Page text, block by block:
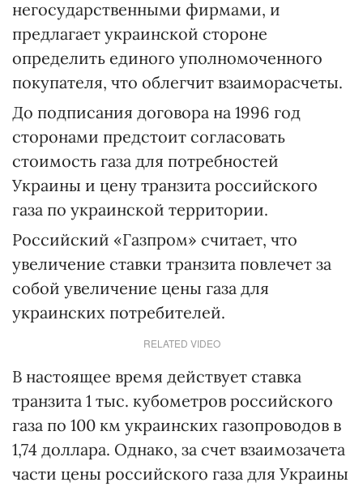
негосударственными фирмами, и
предлагает украинской стороне
определить единого уполномоченного
покупателя, что облегчит взаиморасчеты.
До подписания договора на 1996 год
сторонами предстоит согласовать
стоимость газа для потребностей
Украины и цену транзита российского
газа по украинской территории.
Российский «Газпром» считает, что
увеличение ставки транзита повлечет за
собой увеличение цены газа для
украинских потребителей.
RELATED VIDEO
В настоящее время действует ставка
транзита 1 тыс. кубометров российского
газа по 100 км украинских газопроводов в
1,74 доллара. Однако, за счет взаимозачета
части цены российского газа для Украины